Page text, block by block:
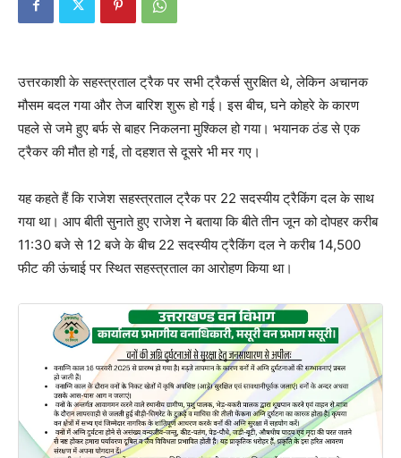
उत्तरकाशी के सहस्त्रताल ट्रैक पर सभी ट्रैकर्स सुरक्षित थे, लेकिन अचानक
मौसम बदल गया और तेज बारिश शुरू हो गई। इस बीच, घने कोहरे के कारण
पहले से जमे हुए बर्फ से बाहर निकलना मुश्किल हो गया। भयानक ठंड से एक
ट्रैकर की मौत हो गई, तो दहशत से दूसरे भी मर गए।
यह कहते हैं कि राजेश सहस्त्रताल ट्रैक पर 22 सदस्यीय ट्रैकिंग दल के साथ
गया था। आप बीती सुनाते हुए राजेश ने बताया कि बीते तीन जून को दोपहर करीब
11:30 बजे से 12 बजे के बीच 22 सदस्यीय ट्रैकिंग दल ने करीब 14,500
फीट की ऊंचाई पर स्थित सहस्त्रताल का आरोहण किया था।